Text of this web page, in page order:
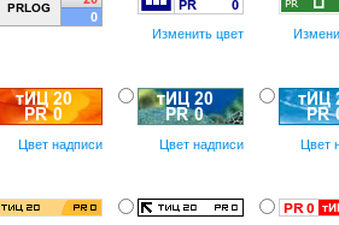
Изменить цвет
Цвет надписи Цвет надписи Цвет